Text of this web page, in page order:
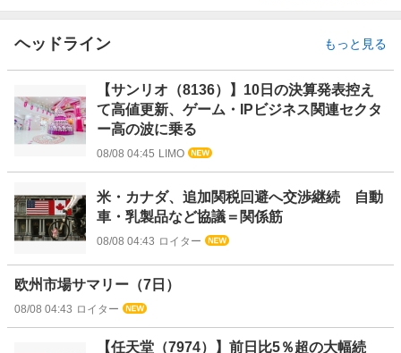
ヘッドライン もっと見る
【サンリオ（8136）】10日の決算発表控え
て高値更新、ゲーム・IPビジネス関連セクタ
ー高の波に乗る
08/08 04:45 LIMO
米・カナダ、追加関税回避へ交渉継続 自動
車・乳製品など協議＝関係筋
08/08 04:43 ロイター
欧州市場サマリー（7日）
08/08 04:43 ロイター
【任天堂（7974）】前日比5％超の大幅続